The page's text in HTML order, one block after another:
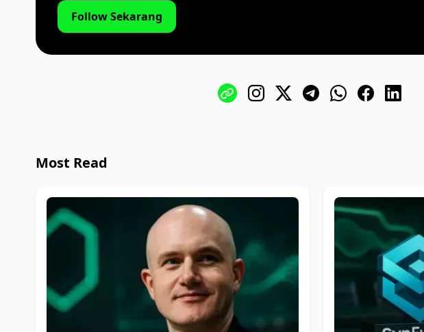
Follow Sekarang
Most Read